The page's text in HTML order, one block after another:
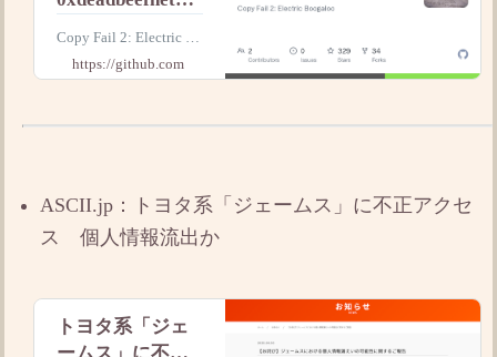
Electric_Boogalo
o: Copy Fail 2:
Boogaloo
Copy Fail 2: Electric Bo
ogaloo. Contribute to 0
xdeadbeefnetwork/Cop
loo develop
https://github.com
ASCII.jp：トヨタ系「ジェームス」に不正アクセ
ス 個人情報流出か
トヨタ系「ジェ